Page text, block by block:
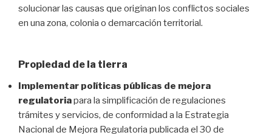
solucionar las causas que originan los conflictos sociales
en una zona, colonia o demarcación territorial.
Propiedad de la tierra
Implementar políticas públicas de mejora
regulatoriapara la simplificación de regulaciones
trámites y servicios, de conformidad a la Estrategia
Nacional de Mejora Regulatoria publicada el 30 de